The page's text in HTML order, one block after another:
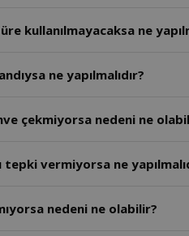
kullanılmayacaksa ne
ne yapılmalıdır?
çekmiyorsa nedeni ne
vermiyorsa ne
nedeni ne olabilir?